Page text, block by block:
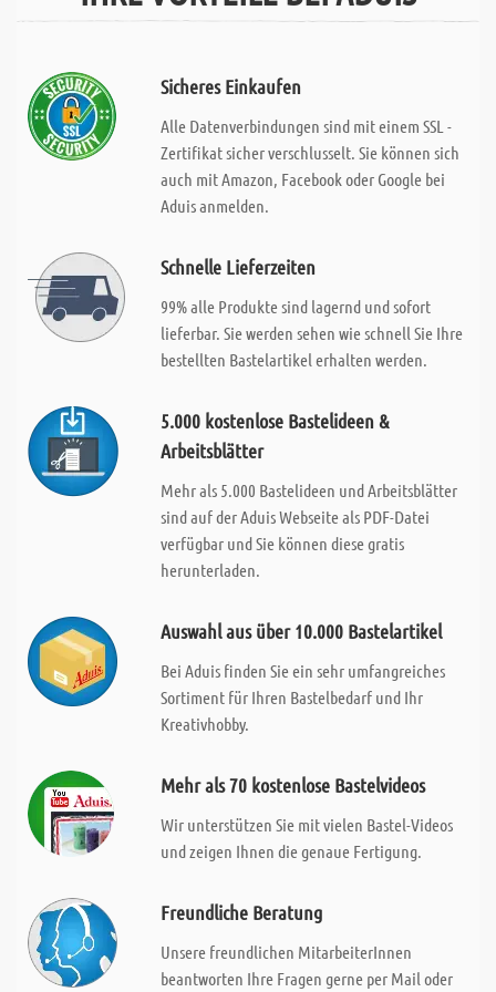
Sicheres Einkaufen
Alle Datenverbindungen sind mit einem SSL -
Zertifikat sicher verschlusselt. Sie können sich
auch mit Amazon, Facebook oder Google bei
Aduis anmelden.
Schnelle Lieferzeiten
99% alle Produkte sind lagernd und sofort
lieferbar. Sie werden sehen wie schnell Sie Ihre
bestellten Bastelartikel erhalten werden.
5.000 kostenlose Bastelideen &
Arbeitsblätter
Mehr als 5.000 Bastelideen und Arbeitsblätter
sind auf der Aduis Webseite als PDF-Datei
verfügbar und Sie können diese gratis
herunterladen.
Auswahl aus über 10.000 Bastelartikel
Bei Aduis finden Sie ein sehr umfangreiches
Sortiment für Ihren Bastelbedarf und Ihr
Kreativhobby.
Mehr als 70 kostenlose Bastelvideos
Wir unterstützen Sie mit vielen Bastel-Videos
und zeigen Ihnen die genaue Fertigung.
Freundliche Beratung
Unsere freundlichen MitarbeiterInnen
beantworten Ihre Fragen gerne per Mail oder